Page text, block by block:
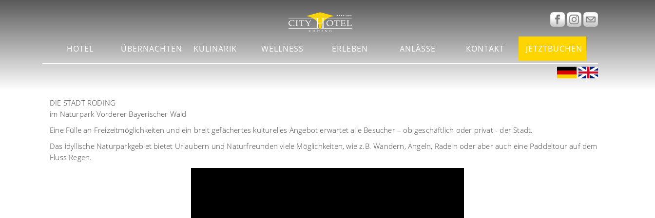
HOTEL ÜBERNACHTEN KULINARIK WELLNESS ERLEBEN ANLÄSSE KONTAKT JETZTBUCHEN
DIE STADT RODING
im Naturpark Vorderer Bayerischer Wald
Eine Fülle an Freizeitmöglichkeiten und ein breit gefächertes kulturelles Angebot erwartet alle Besucher – ob geschäftlich oder privat - der Stadt.
Das idyllische Naturparkgebiet bietet Urlaubern und Naturfreunden viele Möglichkeiten, wie z.B. Wandern, Angeln, Radeln oder aber auch eine Paddeltour auf dem
Fluss Regen.